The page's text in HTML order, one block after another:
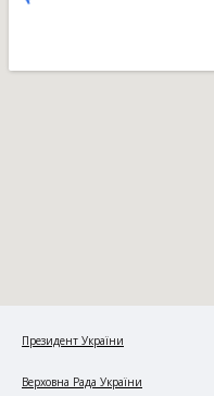
Президент України
Верховна Рада України